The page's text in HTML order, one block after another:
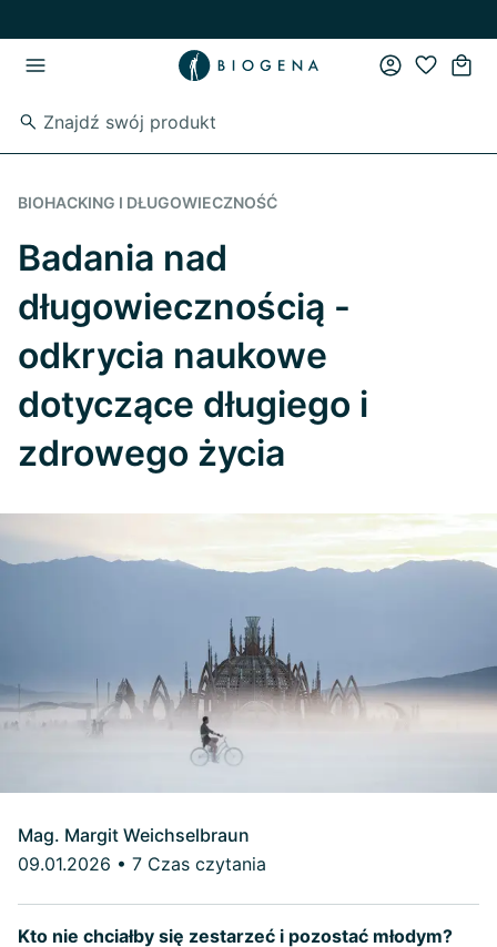
BIOHACKING I DŁUGOWIECZNOŚĆ
Badania nad
długowiecznością -
odkrycia naukowe
dotyczące długiego i
zdrowego życia
Mag. Margit Weichselbraun
09.01.2026 • 7 Czas czytania
Kto nie chciałby się zestarzeć i pozostać młodym?